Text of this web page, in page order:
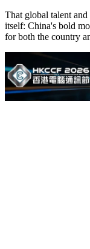
That global talent
itself: China's bold
for both the country